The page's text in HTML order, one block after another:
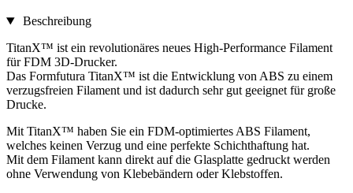
Beschreibung
TitanX™ ist ein revolutionäres neues High-Performance Filament
für FDM 3D-Drucker.
Das Formfutura TitanX™ ist die Entwicklung von ABS zu einem
verzugsfreien Filament und ist dadurch sehr gut geeignet für große
Drucke.
Mit TitanX™ haben Sie ein FDM-optimiertes ABS Filament,
welches keinen Verzug und eine perfekte Schichthaftung hat.
Mit dem Filament kann direkt auf die Glasplatte gedruckt werden
ohne Verwendung von Klebebändern oder Klebstoffen.